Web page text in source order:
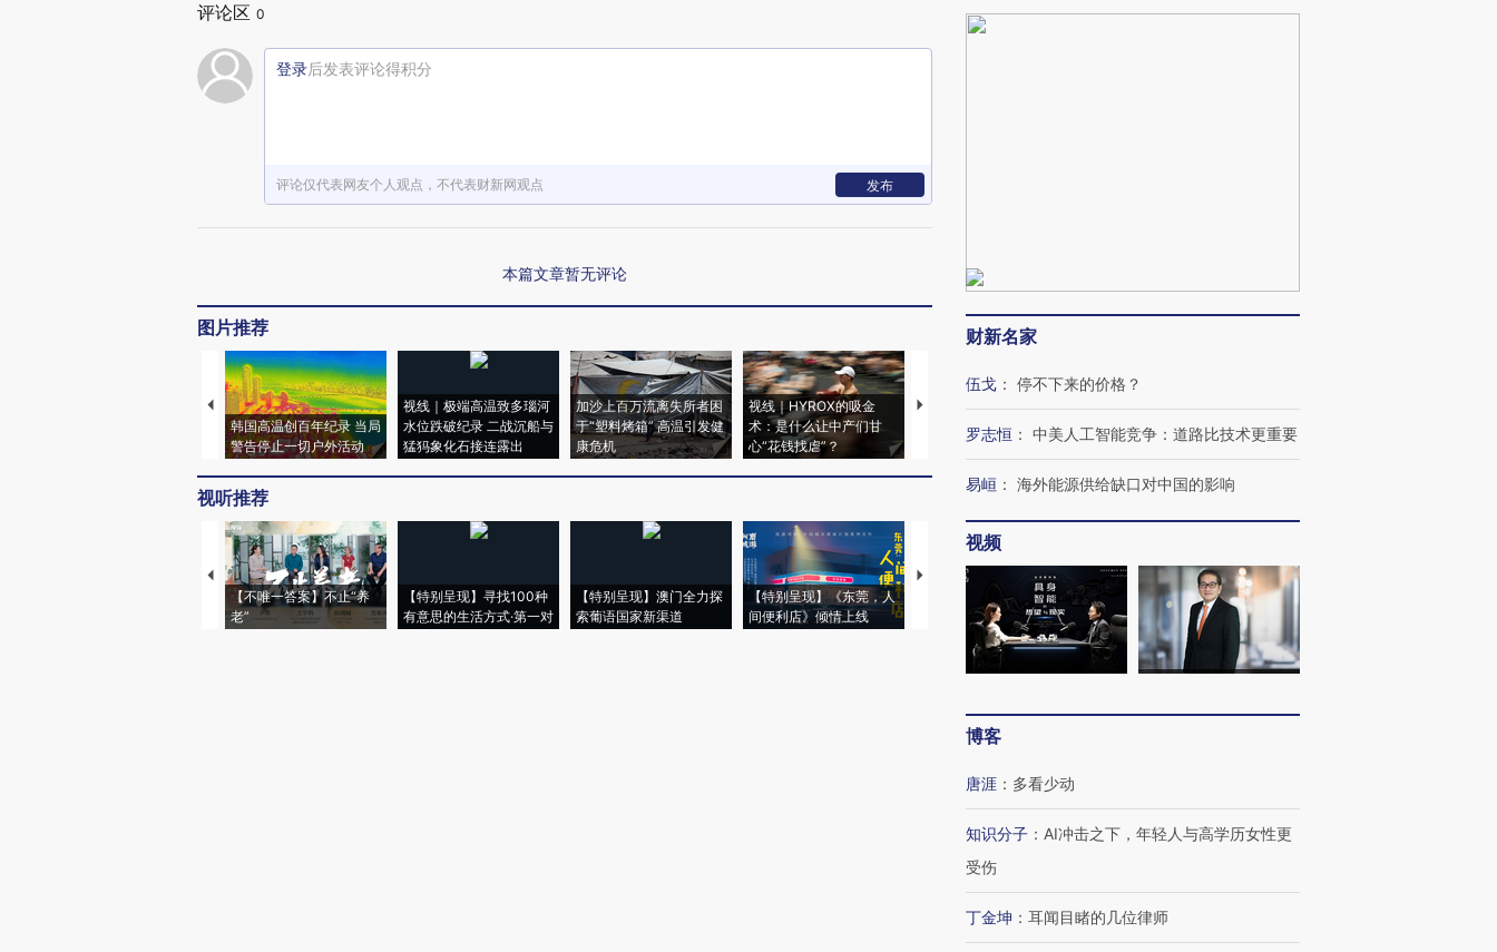
评论区 0
登录后发表评论得积分
评论仅代表网友个人观点，不代表财新网观点 发布
本篇文章暂无评论
图片推荐
韩国高温创百年纪录 当局
警告停止一切户外活动
视线｜极端高温致多瑙河
水位跌破纪录 二战沉船与
猛犸象化石接连露出
加沙上百万流离失所者困
于“塑料烤箱” 高温引发健
康危机
视线｜HYROX的吸金
术：是什么让中产们甘
心“花钱找虐”？
马航飞行员跨国走私7万
粒摇头丸 尿检体内含3种
视线｜被称为“蟑螂”的印
度Z世代 用街头抗争将教
育部长拱下台
视线｜“入侵”还是“人道危
机”？难民潮撕裂西班牙
飞地休达
视听推荐
【不唯一答案】不止“养
老”
【特别呈现】寻找100种
有意思的生活方式·第一对
【特别呈现】澳门全力探
索葡语国家新渠道
【特别呈现】《东莞，人
间便利店》倾情上线
【推广】走进第四届链博
会，让数智科技“链”接产
【特别呈现】寻找100种
有意思的生活方式·第三对
【商旅对话】华住集团
CFO：不靠规模取胜，华
财新名家
伍戈 ： 停不下来的价格？
罗志恒 ： 中美人工智能竞争：道路比技术更重要
易峘 ： 海外能源供给缺口对中国的影响
视频
博客
唐涯 ： 多看少动
知识分子 ： AI冲击之下，年轻人与高学历女性更
受伤
丁金坤 ： 耳闻目睹的几位律师